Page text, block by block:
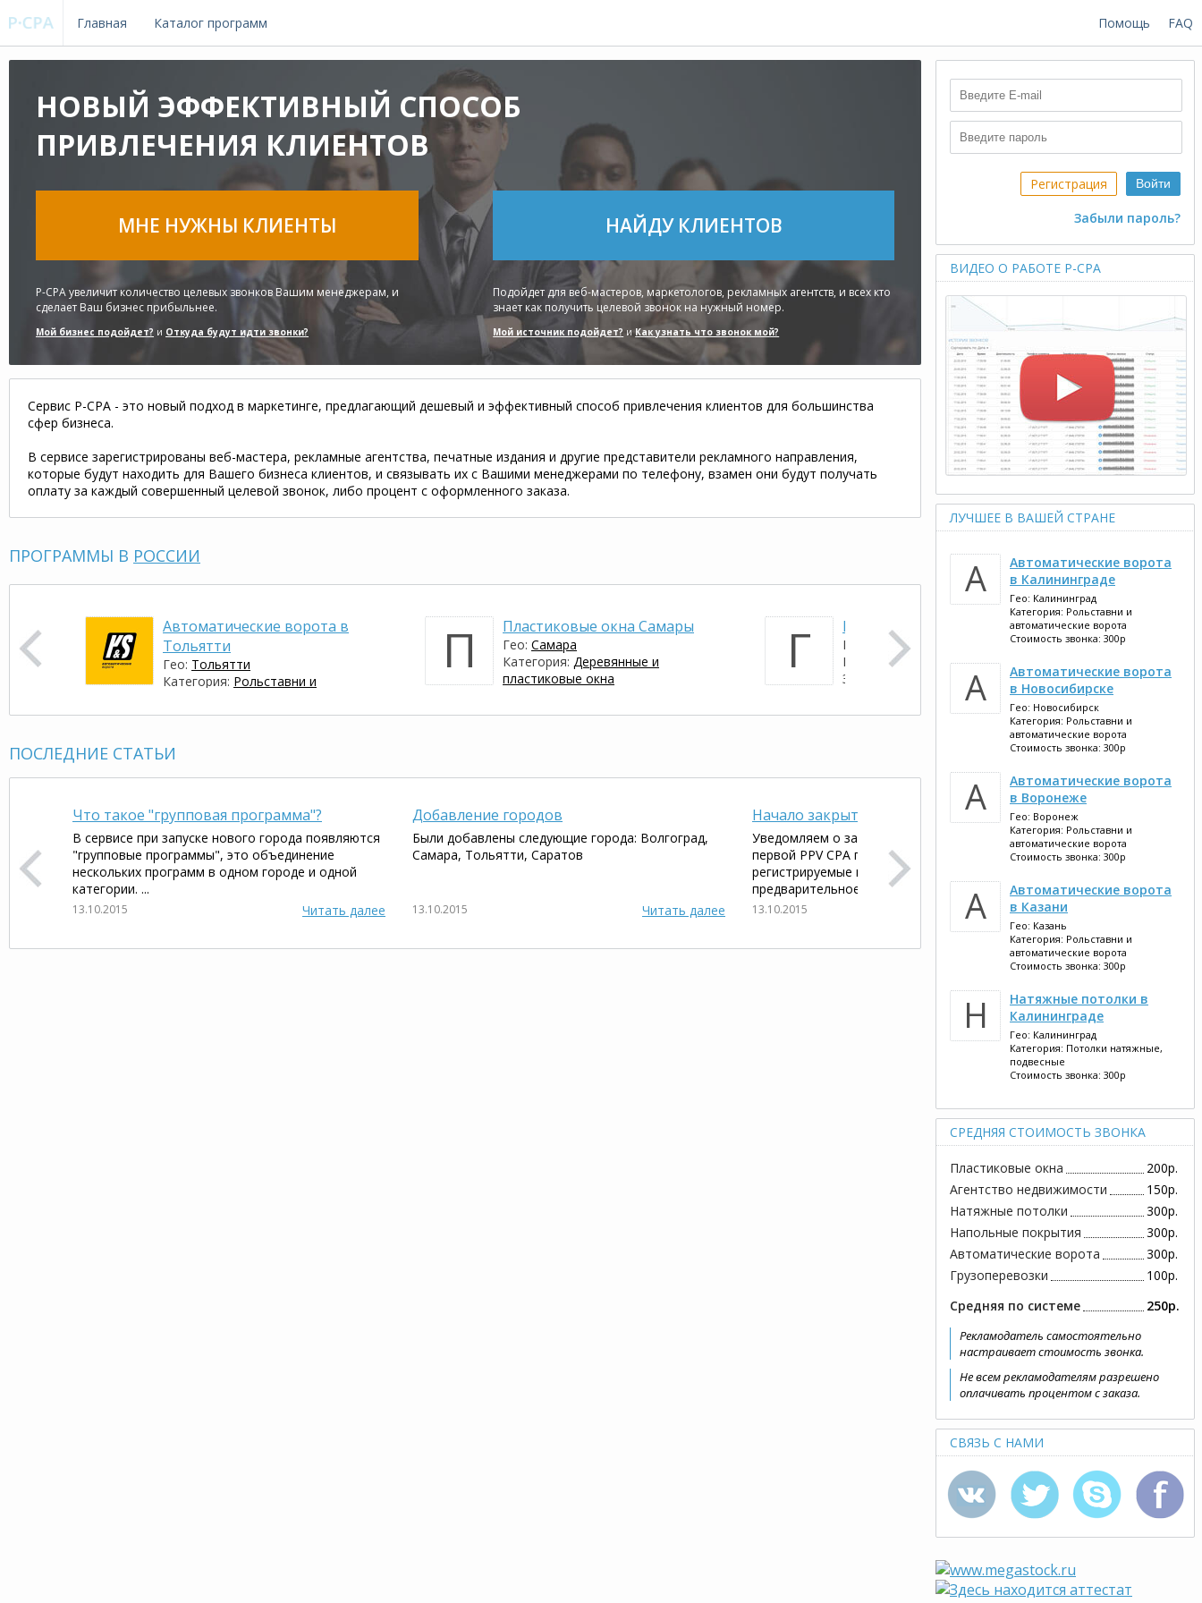
Главная Каталог программ FAQ
Помощь
Регистрация Войти
Забыли пароль?
ВИДЕО О РАБОТЕ P-CPA
ЛУЧШЕЕ В ВАШЕЙ СТРАНЕ
А
Автоматические ворота
в Калининграде
Гео: Калининград
Категория: Рольставни и
автоматические ворота
Стоимость звонка: 300р
А
Автоматические ворота
в Новосибирске
Гео: Новосибирск
Категория: Рольставни и
автоматические ворота
Стоимость звонка: 300р
А
Автоматические ворота
в Воронеже
Гео: Воронеж
Категория: Рольставни и
автоматические ворота
Стоимость звонка: 300р
А
Автоматические ворота
в Казани
Гео: Казань
Категория: Рольставни и
автоматические ворота
Стоимость звонка: 300р
Н
Натяжные потолки в
Калининграде
Гео: Калининград
Категория: Потолки натяжные,
подвесные
Стоимость звонка: 300р
СРЕДНЯЯ СТОИМОСТЬ ЗВОНКА
Пластиковые окна
200р.
Агентство недвижимости
150р.
Натяжные потолки
300р.
Напольные покрытия
300р.
Автоматические ворота
300р.
Грузоперевозки
100р.
Средняя по системе
250р.
Рекламодатель самостоятельно
настраивает стоимость звонка.
Не всем рекламодателям разрешено
оплачивать процентом с заказа.
СВЯЗЬ С НАМИ
НОВЫЙ ЭФФЕКТИВНЫЙ СПОСОБ
ПРИВЛЕЧЕНИЯ КЛИЕНТОВ
МНЕ НУЖНЫ КЛИЕНТЫ НАЙДУ КЛИЕНТОВ
P-CPA увеличит количество целевых звонков Вашим менеджерам, и
сделает Ваш бизнес прибыльнее.
Мой бизнес подойдет? и Откуда будут идти звонки?
Подойдет для веб-мастеров, маркетологов, рекламных агентств, и всех кто
знает как получить целевой звонок на нужный номер.
Мой источник подойдет? иКак узнать что звонок мой?
Сервис P-CPA - это новый подход в маркетинге, предлагающий дешевый и эффективный способ привлечения клиентов для большинства
сфер бизнеса.
В сервисе зарегистрированы веб-мастера, рекламные агентства, печатные издания и другие представители рекламного направления,
которые будут находить для Вашего бизнеса клиентов, и связывать их с Вашими менеджерами по телефону, взамен они будут получать
оплату за каждый совершенный целевой звонок, либо процент с оформленного заказа.
ПРОГРАММЫ В РОССИИ
Автоматические ворота в
Тольятти
Гео: Тольятти
Категория: Рольставни и
Запуск программы: 02.06.2015
П Пластиковые окна Самары
Гео: Самара
Категория: Деревянные и
пластиковые окна
Г Грузоперевозки Самары
Гео:
Самара
Категория:
Грузоперевозки
Запуск программы: 20.10.2015
Категория:Отдых, спорт,
Запуск программы: 17.12.2015
Натяжные потолки в Самаре
подвесные
Запуск программы: 17.12.2015
Н
Н
Натяжные потолки в
Новосибирске
Гео:
Новосибирск
Категория:
подвесные
Запуск программы: 01.02.2016
Н
А
Воронеже
А
Новосибирске
А
Автоматические ворота в
Калининграде
Рольставни и
автоматические ворота
Запуск программы: 11.02.2016
А
ПОСЛЕДНИЕ СТАТЬИ
Что такое "групповая программа"?
В сервисе при запуске нового города появляются
"групповые программы", это объединение
нескольких программ в одном городе и одной
категории. ...
13.10.2015 Читать далее
Добавление городов
Были добавлены следующие города: Волгоград,
Самара, Тольятти, Саратов
13.10.2015 Читать далее
Начало закрытого бета-тестирования
Уведомляем о запуске закрытого бета-теста
первой PPV CPA платформы в России, все
регистрируемые пользователи в сервисе пройдут
предварительное...
13.10.2015 Читать далее